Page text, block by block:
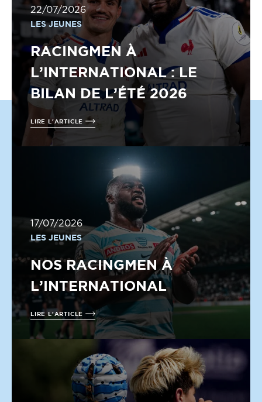
22/07/2026
LES JEUNES
RACINGMEN À
L’INTERNATIONAL : LE
BILAN DE L’ÉTÉ 2026
LIRE L'ARTICLE
17/07/2026
LES JEUNES
NOS RACINGMEN À
L’INTERNATIONAL
LIRE L'ARTICLE